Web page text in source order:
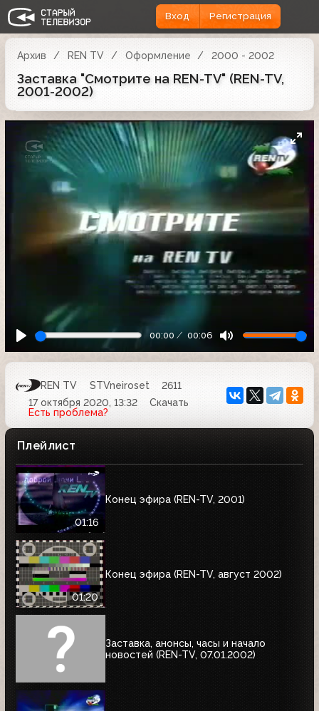
Вход Регистрация
Архив REN TV Оформление 2000 - 2002
Заставка "Смотрите на REN-TV" (REN-TV,
2001-2002)
00:00 00:06
REN TV STVneiroset
2611
17 октября 2020, 13:32
Скачать
Есть проблема?
Плейлист
01:16
Конец эфира (REN-TV, 2001)
01:20
Конец эфира (REN-TV, август 2002)
Заставка, анонсы, часы и начало
новостей (REN-TV, 07.01.2002)